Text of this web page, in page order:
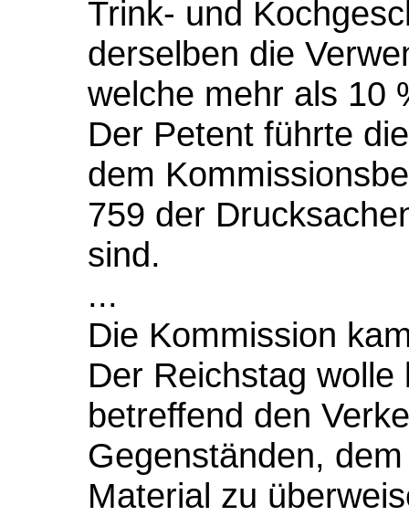
Trink- und
derselben die
welche mehr als 10
Der Petent führte
dem
759 der
sind.
...
Die Kommission
Der Reichstag
betreffend den
Gegenständen,
Material zu